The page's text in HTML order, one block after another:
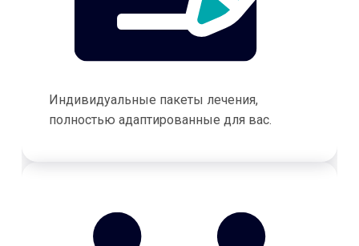
Индивидуальные пакеты лечения,
полностью адаптированные для вас.